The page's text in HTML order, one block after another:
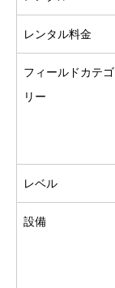
レンタル料金
フィールドカテゴ
リー
レベル
設備